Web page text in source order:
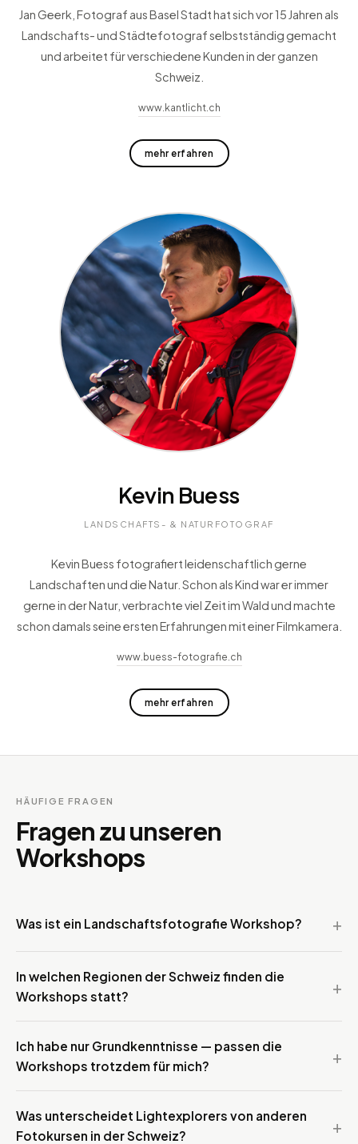
Jan Geerk, Fotograf aus Basel Stadt hat sich vor 15 Jahren als
Landschafts- und Städtefotograf selbstständig gemacht
und arbeitet für verschiedene Kunden in der ganzen
Schweiz.
www.kantlicht.ch
mehr erfahren
Kevin Buess
LANDSCHAFTS- & NATURFOTOGRAF
Kevin Buess fotografiert leidenschaftlich gerne
Landschaften und die Natur. Schon als Kind war er immer
gerne in der Natur, verbrachte viel Zeit im Wald und machte
schon damals seine ersten Erfahrungen mit einer Filmkamera.
www.buess-fotografie.ch
mehr erfahren
HÄUFIGE FRAGEN
Fragen zu unseren
Workshops
Was ist ein Landschaftsfotografie Workshop?
In welchen Regionen der Schweiz finden die
Workshops statt?
Ich habe nur Grundkenntnisse — passen die
Workshops trotzdem für mich?
Was unterscheidet Lightexplorers von anderen
Fotokursen in der Schweiz?